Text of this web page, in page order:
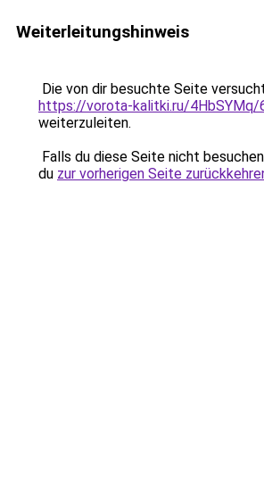
Weiterleitungshinweis
Die von dir besuchte Seite
https://vorota-kalitki.ru/4HbSYMq/
weiterzuleiten.
Falls du diese Seite nicht
du zur vorherigen Seite